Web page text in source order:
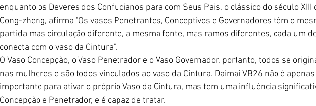
enquanto os Deveres dos Confucianos para com Seus Pais, o clássico do século XIII
Cong-zheng, afirma "Os vasos Penetrantes, Conceptivos e Governadores têm o
partida mas circulação diferente, a mesma fonte, mas ramos diferentes, cada um
conecta com o vaso da Cintura".
O Vaso Concepção, o Vaso Penetrador e o Vaso Governador, portanto, todos se
nas mulheres e são todos vinculados ao vaso da Cintura. Daimai VB26 não é
importante para ativar o próprio Vaso da Cintura, mas tem uma influência
Concepção e Penetrador, e é capaz de tratar.